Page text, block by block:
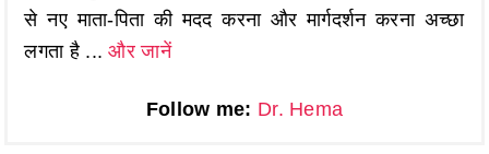
से नए माता-पिता की मदद करना और मार्गदर्शन करना अच्छा
लगता है ...और जानें
Follow me: Dr. Hema